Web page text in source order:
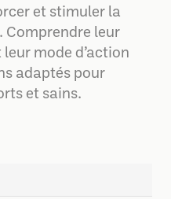
et stimuler la
Comprendre leur
mode d’action
adaptés pour
et sains.